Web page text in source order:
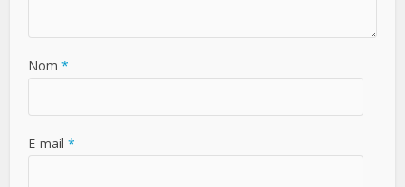
Nom*
E-mail*